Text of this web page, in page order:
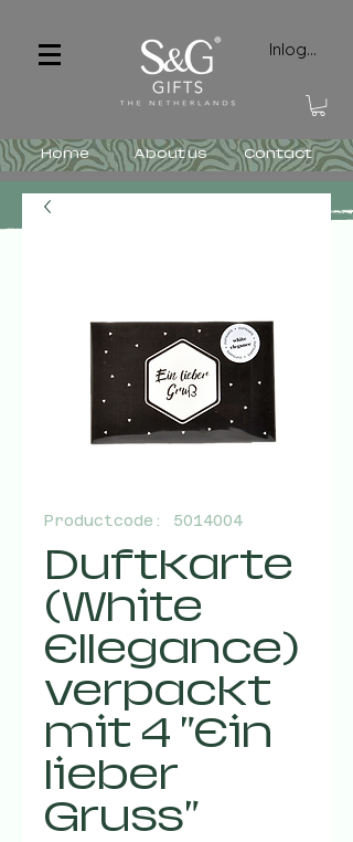
Inloggen
Home About us Contact
Productcode: 5014004
Duftkarte
(White
Ellegance)
verpackt
mit 4 "Ein
lieber
Gruss"